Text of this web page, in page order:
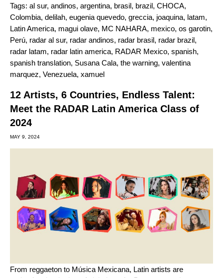
Tags: al sur, andinos, argentina, brasil, brazil, CHOCA,
Colombia, delilah, eugenia quevedo, greccia, joaquina, latam,
Latin America, magui olave, MC NAHARA, mexico, os garotin,
Perú, radar al sur, radar andinos, radar brasil, radar brazil,
radar latam, radar latin america, RADAR Mexico, spanish,
spanish translation, Susana Cala, the warning, valentina
marquez, Venezuela, xamuel
12 Artists, 6 Countries, Endless Talent:
Meet the RADAR Latin America Class of
2024
MAY 9, 2024
From reggaeton to Música Mexicana, Latin artists are